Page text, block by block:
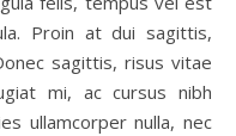
Proin at dui sagittis,
sagittis, risus vitae
mi, ac cursus nibh
ullamcorper nulla, nec